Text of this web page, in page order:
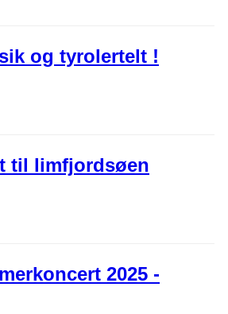
og tyrolertelt !
til limfjordsøen
2025 -